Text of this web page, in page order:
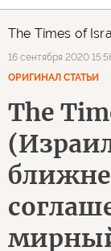
The Times of
16 сентября 2020
ОРИГИНАЛ СТАТЬИ
The